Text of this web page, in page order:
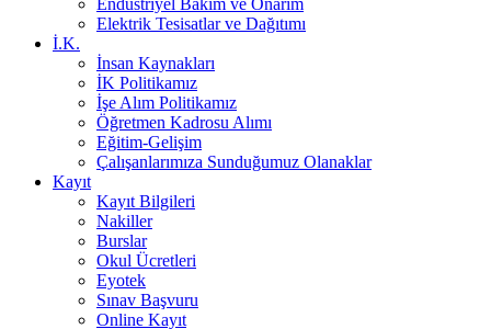
Endüstriyel Bakım ve Onarım
Elektrik Tesisatlar ve Dağıtımı
İ.K.
İnsan Kaynakları
İK Politikamız
İşe Alım Politikamız
Öğretmen Kadrosu Alımı
Eğitim-Gelişim
Çalışanlarımıza Sunduğumuz Olanaklar
Kayıt
Kayıt Bilgileri
Nakiller
Burslar
Okul Ücretleri
Eyotek
Sınav Başvuru
Online Kayıt